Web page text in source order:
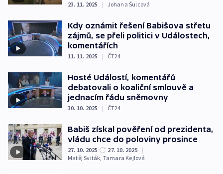
23. 11. 2025 | Johana Šulcová
Kdy oznámit řešení Babišova střetu
zájmů, se přeli politici v Událostech,
komentářích
11. 11. 2025 | ČT24
Hosté Událostí, komentářů
debatovali o koaliční smlouvě a
jednacím řádu sněmovny
30. 10. 2025 | ČT24
Babiš získal pověření od prezidenta,
vládu chce do poloviny prosince
27. 10. 2025 27. 10. 2025
|
Matěj Sviták, Tamara Kejlová